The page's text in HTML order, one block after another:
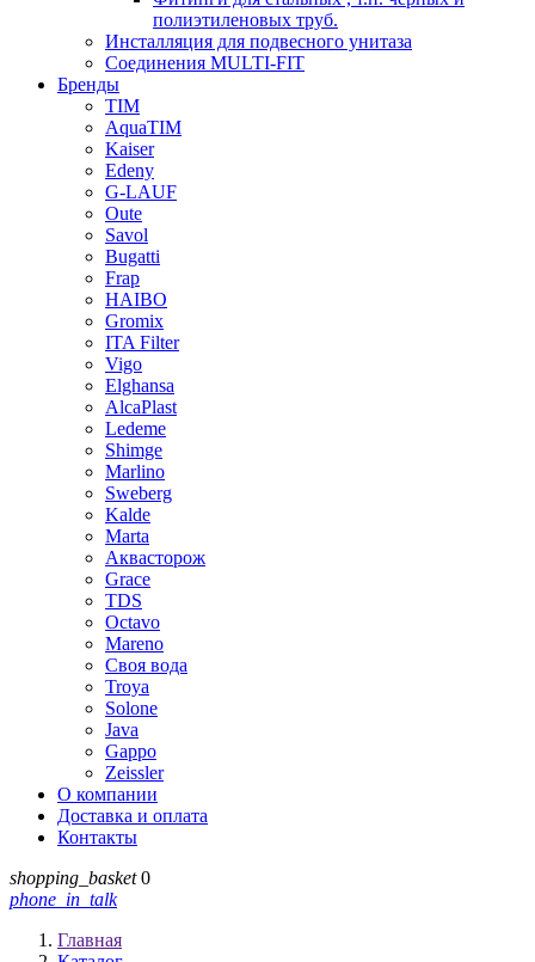
полиэтиленовых труб.
Инсталляция для подвесного унитаза
Соединения MULTI-FIT
Бренды
TIM
AquaTIM
Kaiser
Edeny
G-LAUF
Oute
Savol
Bugatti
Frap
HAIBO
Gromix
ITA Filter
Vigo
Elghansa
AlcaPlast
Ledeme
Shimge
Marlino
Sweberg
Kalde
Marta
Аквасторож
Grace
TDS
Octavo
Mareno
Своя вода
Troya
Solone
Java
Gappo
Zeissler
О компании
Доставка и оплата
Контакты
shopping_basket 0
phone_in_talk
Главная